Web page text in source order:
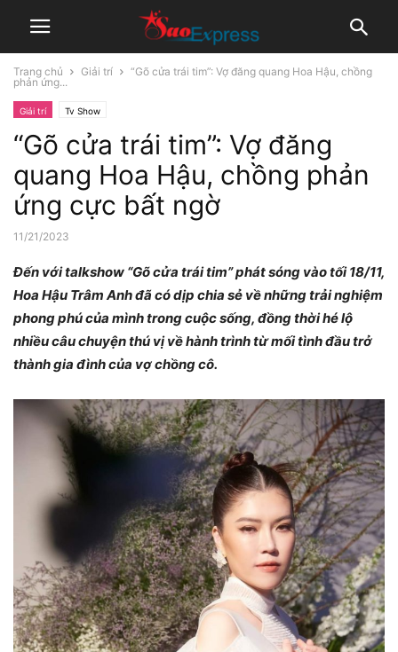
Trang chủ Giải trí
“Gõ cửa trái tim”: Vợ đăng quang Hoa Hậu, chồng
phản ứng...
Giải trí Tv Show
“Gõ cửa trái tim”: Vợ đăng
quang Hoa Hậu, chồng phản
ứng cực bất ngờ
11/21/2023
Đến với talkshow “Gõ cửa trái tim” phát sóng vào tối 18/11,
Hoa Hậu Trâm Anh đã có dịp chia sẻ về những trải nghiệm
phong phú của mình trong cuộc sống, đồng thời hé lộ
nhiều câu chuyện thú vị về hành trình từ mối tình đầu trở
thành gia đình của vợ chồng cô.